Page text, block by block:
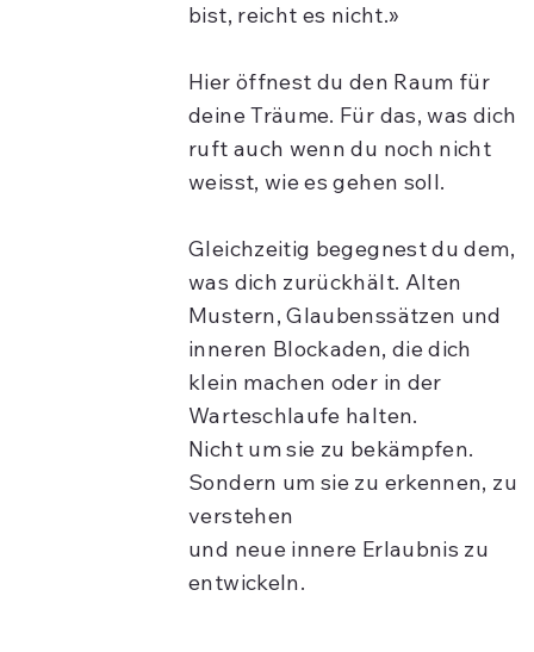
bist, reicht es nicht.»
Hier öffnest du den Raum für
deine Träume. Für das, was dich
ruft auch wenn du noch nicht
weisst, wie es gehen soll.
Gleichzeitig begegnest du dem,
was dich zurückhält. Alten
Mustern, Glaubenssätzen und
inneren Blockaden, die dich
klein machen oder in der
Warteschlaufe halten.
Nicht um sie zu bekämpfen.
Sondern um sie zu erkennen, zu
verstehen
und neue innere Erlaubnis zu
entwickeln.